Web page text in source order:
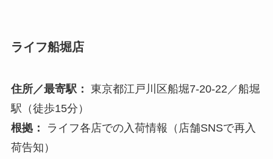
ライフ船堀店
住所／最寄駅： 東京都江戸川区船堀7-20-22／船堀
駅（徒歩15分）
根拠：
ライフ各店での入荷情報（店舗SNSで再入
荷告知）